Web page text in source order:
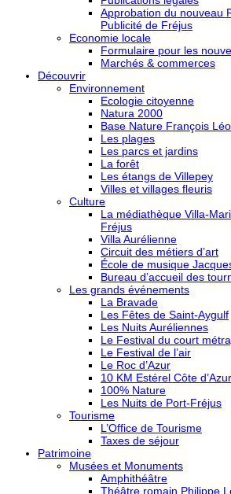
Approbation du nouveau
Publicité de Fréjus
Economie locale
Formulaire pour les
Marchés & commerces
Découvrir
Environnement
Ecologie citoyenne
Natura 2000
Base Nature François
Les plages
Les parcs et jardins
La forêt
Les étangs de Villepey
Villes et villages fleuris
Culture
La médiathèque Villa-
Fréjus
Villa Aurélienne
Circuit des métiers d’art
École de musique
Bureau d’accueil des
Les grands événements
La Bravade
Les Fêtes de Saint-Aygulf
Les Nuits Auréliennes
Le Festival du court
Le Festival de l’air
Le Roc d’Azur
10 KM Estérel Côte d’Azur
100% Nature
Les Nuits de Port-Fréjus
Tourisme
L’Office de Tourisme
Taxes de séjour
Patrimoine
Musées et Monuments
Amphithéâtre
Théâtre romain Philippe